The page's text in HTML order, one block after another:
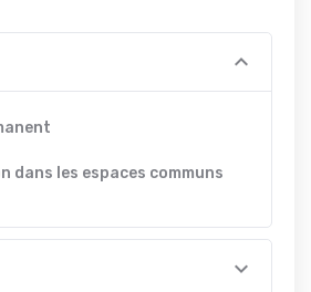
dans les espaces communs